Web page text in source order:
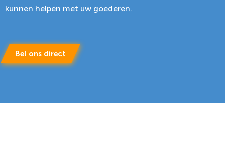
kunnen helpen met uw goederen.
Bel ons direct